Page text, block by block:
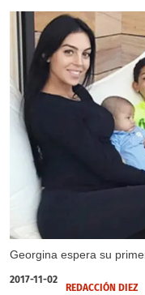
Georgina espera su
2017-11-02
REDACCIÓN DIEZ